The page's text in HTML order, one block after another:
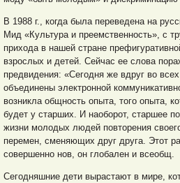
В 1988 г., когда была переведена на
Мид «Культура и преемственность», с
прихода в нашей стране
взрослых и детей. Сейчас ее слова
предвидения: «Сегодня же вдруг во
объединены электронной
возникла общность опыта, того опыта,
будет у старших. И наоборот, старшее
жизни молодых людей повторения
перемен, сменяющих друг друга. Этот
совершенно нов, он глобален и всеобщ.
Сегодняшние дети вырастают в мире,